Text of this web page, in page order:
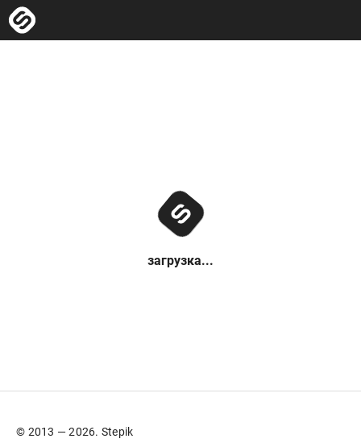
загрузка...
© 2013 — 2026. Stepik